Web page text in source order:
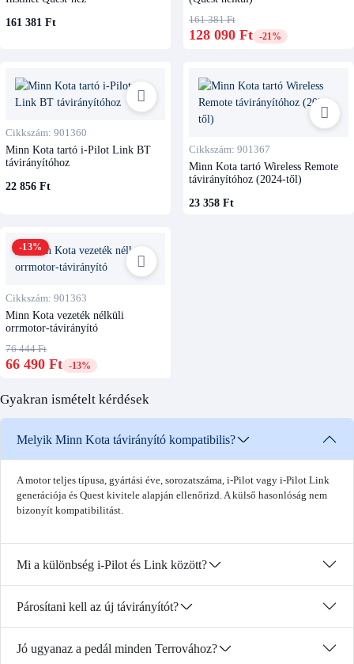
161 381 Ft
161 381 Ft
128 090 Ft -21%
Cikkszám: 901360
Minn Kota tartó i-Pilot Link BT
távirányítóhoz
22 856 Ft
Cikkszám: 901367
Minn Kota tartó Wireless Remote
távirányítóhoz (2024-től)
23 358 Ft
-13%
Cikkszám: 901363
Minn Kota vezeték nélküli
orrmotor-távirányító
76 444 Ft
66 490 Ft -13%
Gyakran ismételt kérdések
Melyik Minn Kota távirányító kompatibilis?
A motor teljes típusa, gyártási éve, sorozatszáma, i-Pilot vagy i-Pilot Link
generációja és Quest kivitele alapján ellenőrizd. A külső hasonlóság nem
bizonyít kompatibilitást.
Mi a különbség i-Pilot és Link között?
Párosítani kell az új távirányítót?
Jó ugyanaz a pedál minden Terrovához?